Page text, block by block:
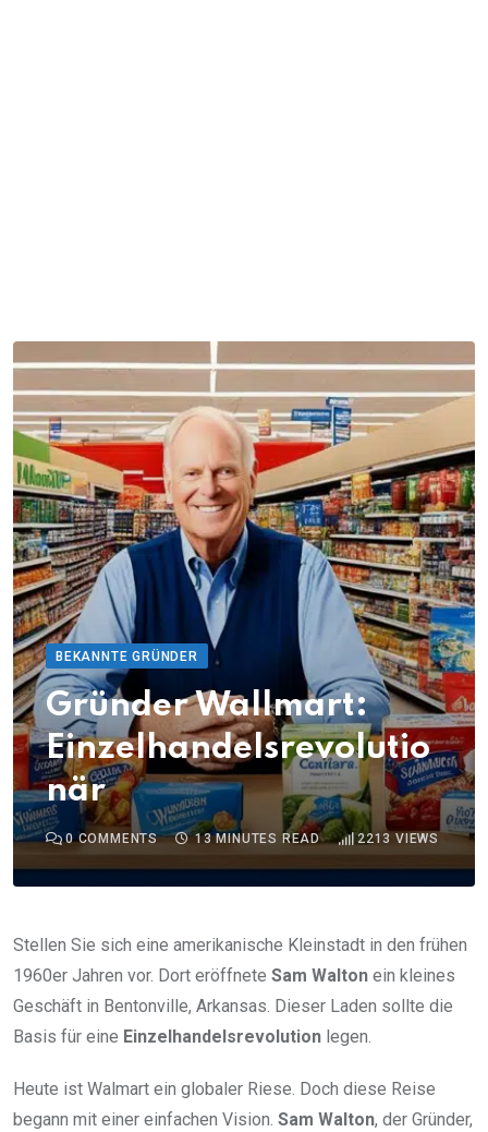
BEKANNTE GRÜNDER
Gründer Wallmart:
Einzelhandelsrevolutio
när
0COMMENTS 13 MINUTES READ 2213 VIEWS
Stellen Sie sich eine amerikanische Kleinstadt in den frühen
1960er Jahren vor. Dort eröffnete Sam Walton ein kleines
Geschäft in Bentonville, Arkansas. Dieser Laden sollte die
Basis für eine Einzelhandelsrevolution legen.
Heute ist Walmart ein globaler Riese. Doch diese Reise
begann mit einer einfachen Vision. Sam Walton, der Gründer,